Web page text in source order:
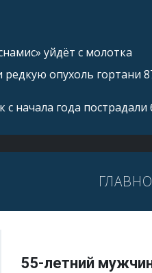
уйдёт с молотка
опухоль гортани
с начала года
55-летний